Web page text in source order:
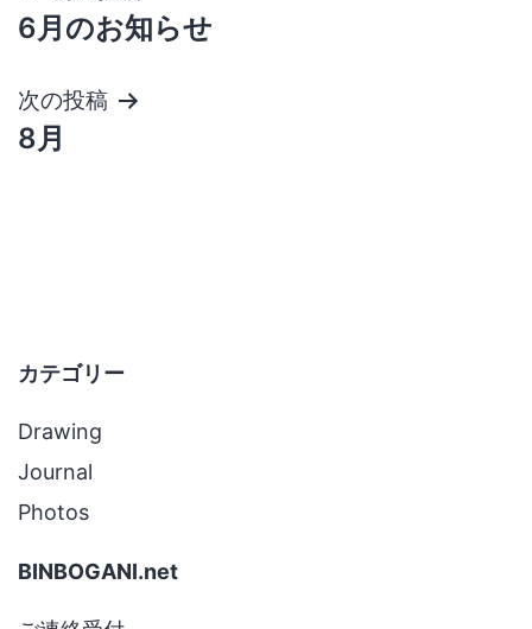
稿
ナ
ビ
ョ
ン
6月のお知らせ
次の投稿
8月
カテゴリー
Drawing
Journal
Photos
BINBOGANI.net